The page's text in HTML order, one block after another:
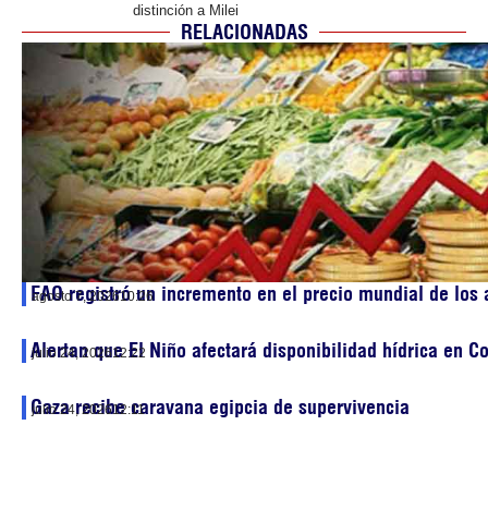
distinción a Milei
RELACIONADAS
FAO registró un incremento en el precio mundial de los
agosto 7, 202610:26
Alertan que El Niño afectará disponibilidad hídrica en
julio 24, 202612:22
Gaza recibe caravana egipcia de supervivencia
julio 24, 202612:11